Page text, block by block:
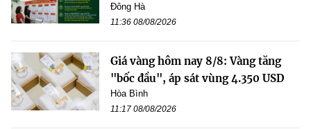
Đông Hà
11:36 08/08/2026
Giá vàng hôm nay 8/8: Vàng tăng
"bốc đầu", áp sát vùng 4.350 USD
Hòa Bình
11:17 08/08/2026